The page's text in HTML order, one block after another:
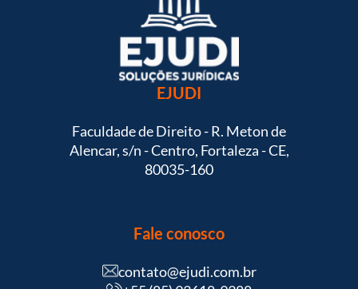
EJUDI
Faculdade de Direito - R. Meton de
Alencar, s/n - Centro, Fortaleza - CE,
80035-160
Fale conosco
contato@ejudi.com.br